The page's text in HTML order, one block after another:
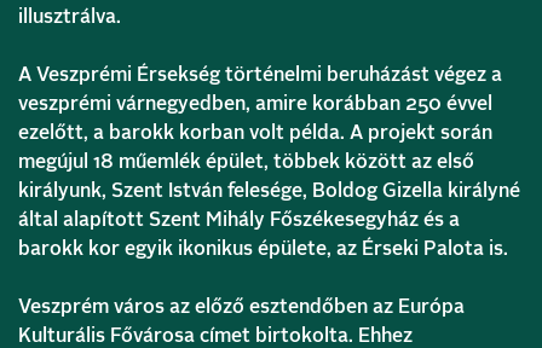
illusztrálva.
A Veszprémi Érsekség történelmi beruházást végez a
veszprémi várnegyedben, amire korábban 250 évvel
ezelőtt, a barokk korban volt példa. A projekt során
megújul 18 műemlék épület, többek között az első
királyunk, Szent István felesége, Boldog Gizella királyné
által alapított Szent Mihály Főszékesegyház és a
barokk kor egyik ikonikus épülete, az Érseki Palota is.
Veszprém város az előző esztendőben az Európa
Kulturális Fővárosa címet birtokolta. Ehhez